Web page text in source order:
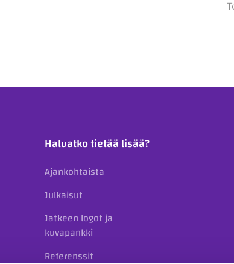
Haluatko tietää lisää?
Ajankohtaista
Julkaisut
Jatkeen logot ja
kuvapankki
Referenssit